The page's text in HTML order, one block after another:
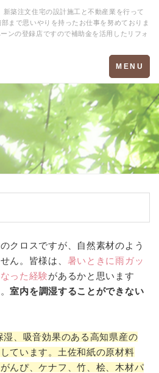
築注文住宅の設計施工と不動産業を行って
まで思いやりを持ったお仕事を努めておりま
ンの登録店ですので補助金を活用したリフォ
Toggle
navigation
MENU
クロスですが、自然素材のよう
ん。皆様は、 暑いときに雨ガッ
った経験があるかと思います
室内を調湿することができない
、吸音効果のある高知県産の
ています。土佐和紙の原材料
んぴ、ケナフ、竹、桧、木材パ